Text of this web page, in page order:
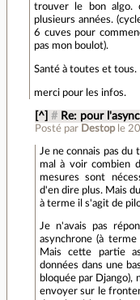
trouver le bon algo.
plusieurs années.
6 cuves pour
pas mon boulot).
Santé à toutes et tous.
merci pour les infos.
[^] # Re: pour
Posté par Destop le
Je ne connais pas du
mal à voir combien
mesures sont
d'en dire plus. Mais
à terme il s'agit de
Je n'avais pas
asynchrone (à
Mais cette partie
données dans une
bloquée par Django),
envoyer sur le